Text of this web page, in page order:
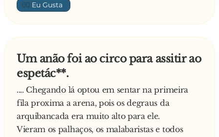
👍🏼
Um anão foi ao circo para assitir ao
espetác**.
.... Chegando lá optou em sentar na primeira
fila proxima a arena, pois os degraus da
arquibancada era muito alto para ele.
Vieram os palhaços, os malabaristas e todos